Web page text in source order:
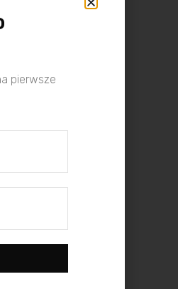
pierwsze